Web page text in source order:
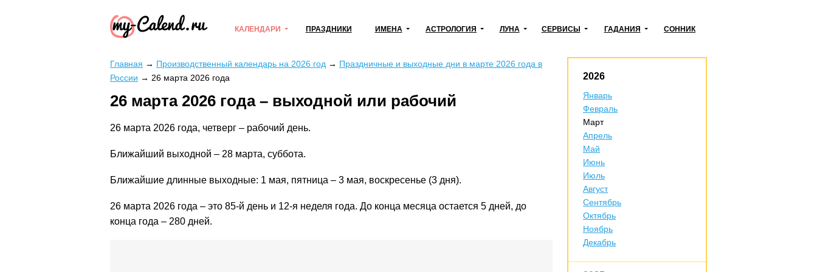
КАЛЕНДАРИ ПРАЗДНИКИ ИМЕНА АСТРОЛОГИЯ ЛУНА СЕРВИСЫ ГАДАНИЯ СОННИК
Главная → Производственный календарь на 2026 год → Праздничные и выходные дни в марте 2026 года в
России → 26 марта 2026 года
26 марта 2026 года – выходной или рабочий
26 марта 2026 года, четверг – рабочий день.
Ближайший выходной – 28 марта, суббота.
Ближайшие длинные выходные: 1 мая, пятница – 3 мая, воскресенье (3 дня).
26 марта 2026 года – это 85-й день и 12-я неделя года. До конца месяца остается 5 дней, до
конца года – 280 дней.
2026
Январь
Февраль
Март
Апрель
Май
Июнь
Июль
Август
Сентябрь
Октябрь
Ноябрь
Декабрь